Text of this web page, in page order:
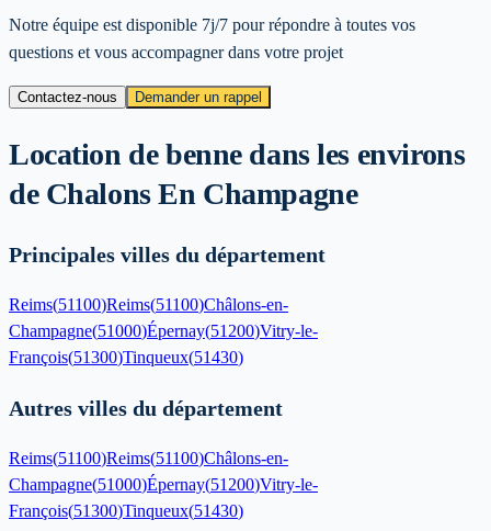
Notre équipe est disponible 7j/7 pour répondre à toutes vos
questions et vous accompagner dans votre projet
Contactez-nous Demander un rappel
Location de benne dans les environs
de Chalons En Champagne
Principales villes du département
Reims(51100)Reims(51100)Châlons-en-
Champagne(51000)Épernay(51200)Vitry-le-
François(51300)Tinqueux(51430)
Autres villes du département
Reims(51100)Reims(51100)Châlons-en-
Champagne(51000)Épernay(51200)Vitry-le-
François(51300)Tinqueux(51430)